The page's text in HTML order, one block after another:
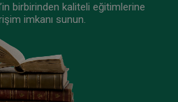
birbirinden kaliteli eğitimlerine
imkanı sunun.